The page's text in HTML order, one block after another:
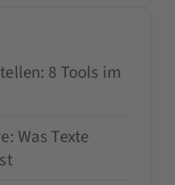
8 Tools im
Was Texte